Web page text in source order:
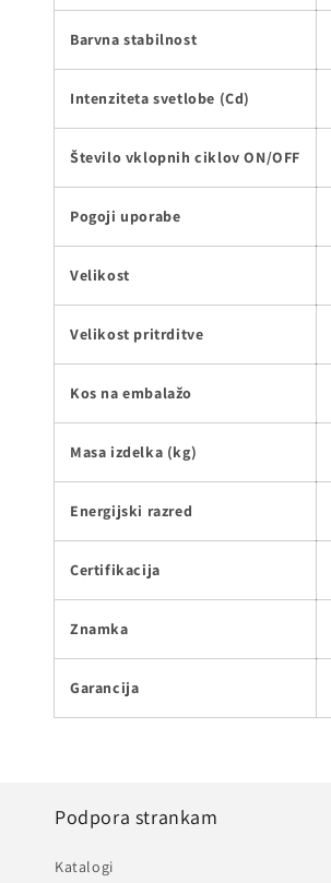
Barvna stabilnost
Intenziteta svetlobe (Cd)
Število vklopnih ciklov ON/OFF
Pogoji uporabe
Velikost
Velikost pritrditve
Kos na embalažo
Masa izdelka (kg)
Energijski razred
Certifikacija
Znamka
Garancija
Podpora strankam
Katalogi